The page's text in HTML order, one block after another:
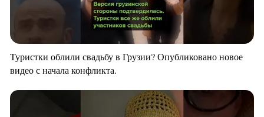
Туристки облили свадьбу в Грузии? Опубликовано новое
видео с начала конфликта.